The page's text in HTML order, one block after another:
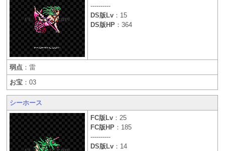
----------
DS版Lv ：15
DS版HP ：364
弱点 ：雷
お宝 ：03
シーホース
FC版Lv ：25
FC版HP ：185
----------
DS版Lv ：14